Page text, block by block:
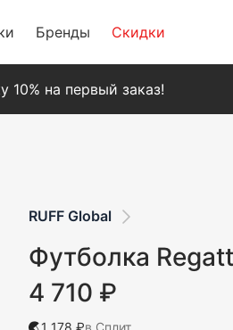
Бренды Скидки
10% на первый заказ!
RUFF Global
Футболка
4 710 ₽
1 178 ₽в Сплит